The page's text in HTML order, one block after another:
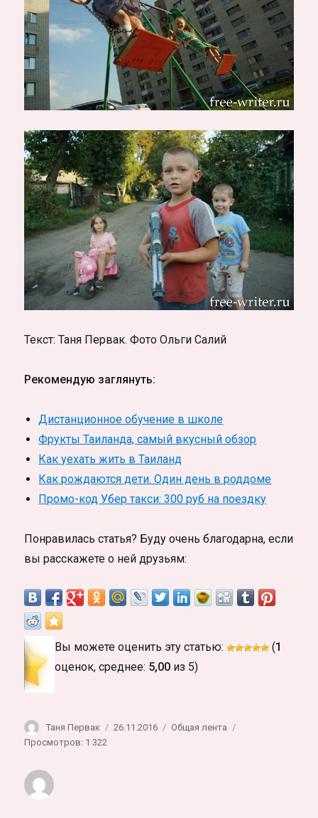
Текст: Таня Первак. Фото Ольги Салий
Рекомендую заглянуть:
Дистанционное обучение в школе
Фрукты Таиланда, самый вкусный обзор
Как уехать жить в Таиланд
Как рождаются дети. Один день в роддоме
Промо-код Убер такси: 300 руб на поездку
Понравилась статья? Буду очень благодарна, если
вы расскажете о ней друзьям:
Вы можете оценить эту статью: (1
оценок, среднее: 5,00 из 5)
Автор
Таня Первак Опубликовано
26.11.2016 Рубрики
Общая лента
Просмотров: 1 322